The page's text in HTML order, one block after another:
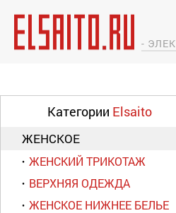
-
Категории Elsaito
ЖЕНСКОЕ
ЖЕНСКИЙ ТРИКОТАЖ
ВЕРХНЯЯ ОДЕЖДА
ЖЕНСКОЕ НИЖНЕЕ БЕЛЬЕ